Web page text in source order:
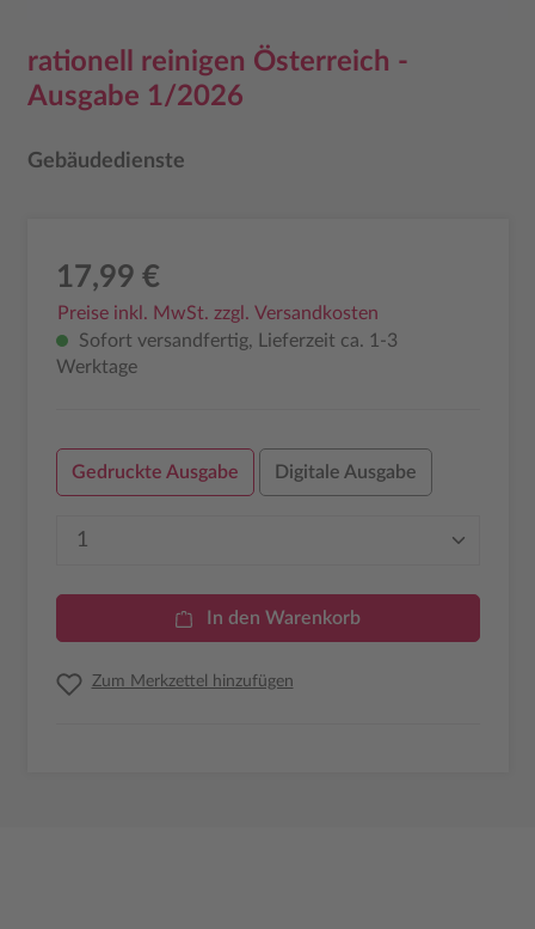
rationell reinigen Österreich -
Ausgabe 1/2026
Gebäudedienste
17,99 €
Preise inkl. MwSt. zzgl. Versandkosten
Sofort versandfertig, Lieferzeit ca. 1-3
Werktage
Gedruckte Ausgabe Digitale Ausgabe
Produkt Anzahl: Gib den gewünschten
In den Warenkorb
Zum Merkzettel hinzufügen